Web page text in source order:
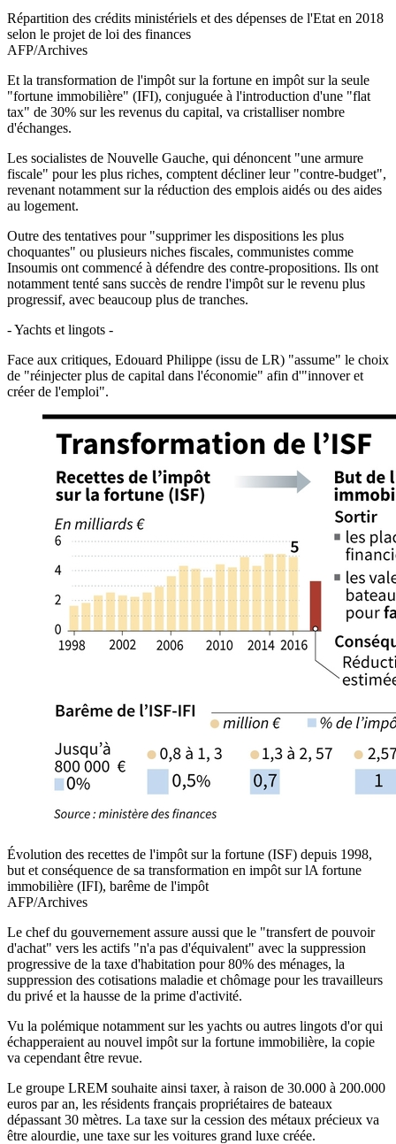
Répartition des crédits ministériels et des dépenses de l'Etat en 2018
selon le projet de loi des finances
AFP/Archives
Et la transformation de l'impôt sur la fortune en impôt sur la seule
"fortune immobilière" (IFI), conjuguée à l'introduction d'une "flat
tax" de 30% sur les revenus du capital, va cristalliser nombre
d'échanges.
Les socialistes de Nouvelle Gauche, qui dénoncent "une armure
fiscale" pour les plus riches, comptent décliner leur "contre-budget",
revenant notamment sur la réduction des emplois aidés ou des aides
au logement.
Outre des tentatives pour "supprimer les dispositions les plus
choquantes" ou plusieurs niches fiscales, communistes comme
Insoumis ont commencé à défendre des contre-propositions. Ils ont
notamment tenté sans succès de rendre l'impôt sur le revenu plus
progressif, avec beaucoup plus de tranches.
- Yachts et lingots -
Face aux critiques, Edouard Philippe (issu de LR) "assume" le choix
de "réinjecter plus de capital dans l'économie" afin d'"innover et
créer de l'emploi".
Évolution des recettes de l'impôt sur la fortune (ISF) depuis 1998,
but et conséquence de sa transformation en impôt sur lA fortune
immobilière (IFI), barême de l'impôt
AFP/Archives
Le chef du gouvernement assure aussi que le "transfert de pouvoir
d'achat" vers les actifs "n'a pas d'équivalent" avec la suppression
progressive de la taxe d'habitation pour 80% des ménages, la
suppression des cotisations maladie et chômage pour les travailleurs
du privé et la hausse de la prime d'activité.
Vu la polémique notamment sur les yachts ou autres lingots d'or qui
échapperaient au nouvel impôt sur la fortune immobilière, la copie
va cependant être revue.
Le groupe LREM souhaite ainsi taxer, à raison de 30.000 à 200.000
euros par an, les résidents français propriétaires de bateaux
dépassant 30 mètres. La taxe sur la cession des métaux précieux va
être alourdie, une taxe sur les voitures grand luxe créée.